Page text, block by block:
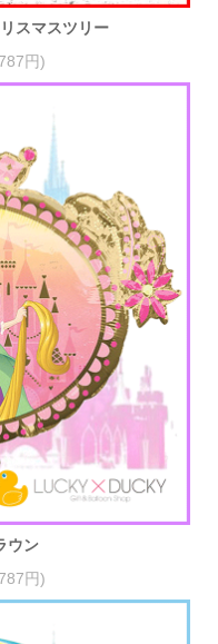
スマスツリー
円)
ウン
円)